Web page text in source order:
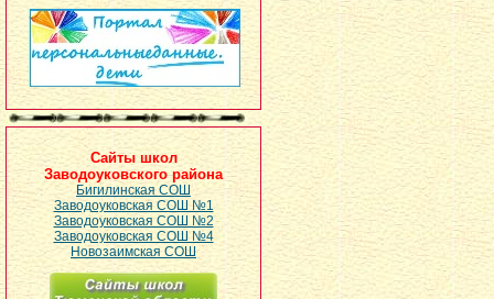
Сайты школ
Заводоуковского района
Бигилинская СОШ
Заводоуковская СОШ №1
Заводоуковская СОШ №2
Заводоуковская СОШ №4
Новозаимская СОШ